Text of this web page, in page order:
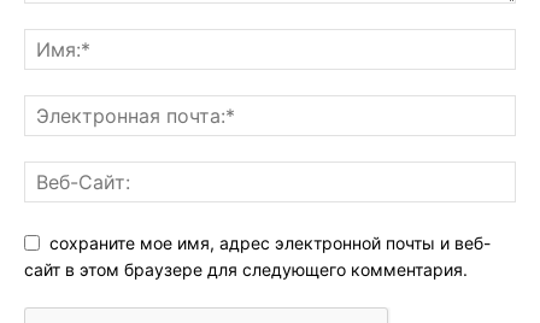
сохраните мое имя, адрес электронной почты и веб-
сайт в этом браузере для следующего комментария.